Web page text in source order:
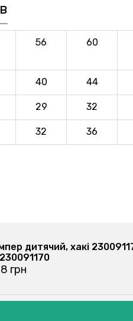
56 60
40 44
29 32
32 36
Джемпер дитячий, хакі
Арт: 230091170
від 98 грн